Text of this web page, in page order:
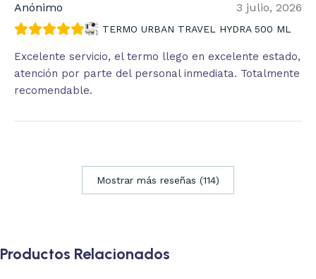
Anónimo 3 julio, 2026
TERMO URBAN TRAVEL HYDRA 500 ML
Excelente servicio, el termo llego en excelente estado,
atención por parte del personal inmediata. Totalmente
recomendable.
Mostrar más reseñas (114)
Productos Relacionados